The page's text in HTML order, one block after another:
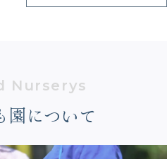
園について